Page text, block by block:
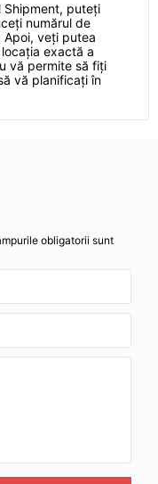
Shipment, puteți
numărul de
Apoi, veți putea
exactă a
vă permite să fiți
vă planificați în
obligatorii sunt